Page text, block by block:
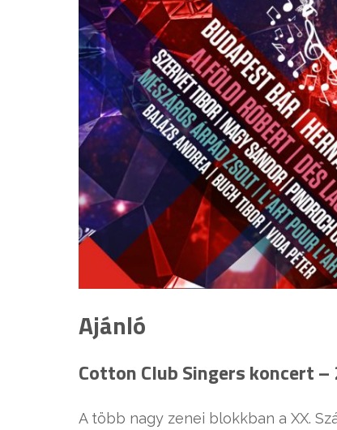
Ajánló
Cotton Club Singers koncert
A több nagy zenei blokkban a XX.